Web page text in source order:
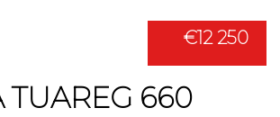
€12 250
TUAREG 660